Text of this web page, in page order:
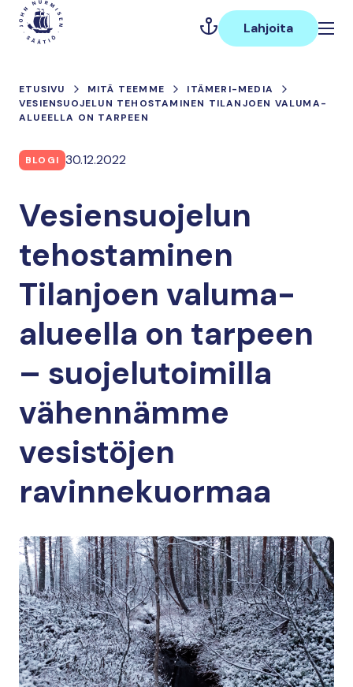
Hyppää
sisältöön
Päävalikko
Lahjoita
ETUSIVU MITÄ TEEMME
ITÄMERI-MEDIA
VESIENSUOJELUN TEHOSTAMINEN TILANJOEN VALUMA-
ALUEELLA ON TARPEEN
BLOGI 30.12.2022
Vesiensuojelun
tehostaminen
Tilanjoen valuma-
alueella on tarpeen
– suojelutoimilla
vähennämme
vesistöjen
ravinnekuormaa